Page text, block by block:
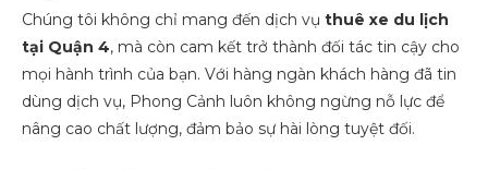
Chúng tôi không chỉ mang đến dịch vụ thuê xe du lịch
tại Quận 4, mà còn cam kết trở thành đối tác tin cậy cho
mọi hành trình của bạn. Với hàng ngàn khách hàng đã tin
dùng dịch vụ, Phong Cảnh luôn không ngừng nỗ lực để
nâng cao chất lượng, đảm bảo sự hài lòng tuyệt đối.